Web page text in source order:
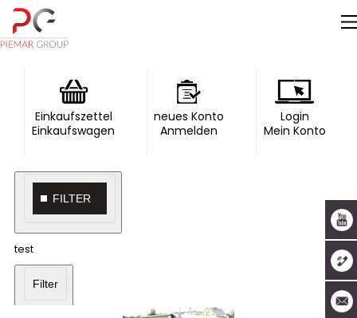
Einkaufszettel
Einkaufswagen
neues Konto
Anmelden
Login
Mein Konto
FILTER
test
Filter